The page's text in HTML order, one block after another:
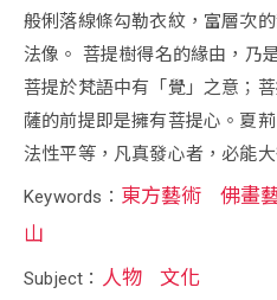
般俐落線條勾勒衣紋，富層次
法像。 菩提樹得名的緣由，乃
菩提於梵語中有「覺」之意；
薩的前提即是擁有菩提心。夏
法性平等，凡真發心者，必能
Keywords： 東方藝術 佛畫
山
Subject： 人物 文化